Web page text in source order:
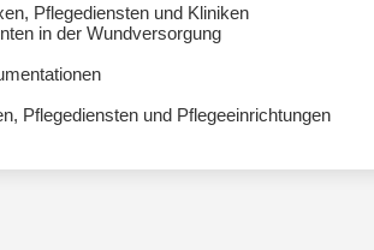
Pflegediensten und Kliniken
in der Wundversorgung
Pflegediensten und Pflegeeinrichtungen